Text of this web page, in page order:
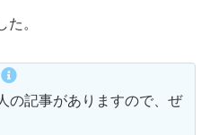
。
の記事がありますので、ぜ